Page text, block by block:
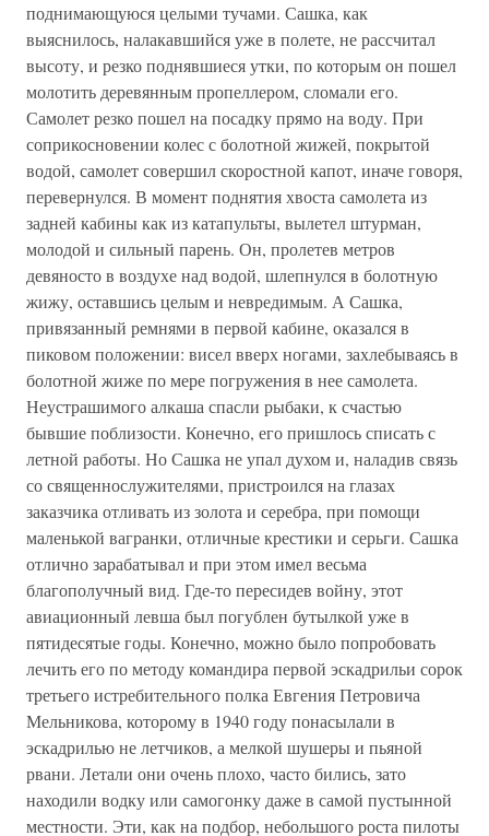
поднимающуюся целыми тучами. Сашка, как
выяснилось, налакавшийся уже в полете, не рассчитал
высоту, и резко поднявшиеся утки, по которым он пошел
молотить деревянным пропеллером, сломали его.
Самолет резко пошел на посадку прямо на воду. При
соприкосновении колес с болотной жижей, покрытой
водой, самолет совершил скоростной капот, иначе говоря,
перевернулся. В момент поднятия хвоста самолета из
задней кабины как из катапульты, вылетел штурман,
молодой и сильный парень. Он, пролетев метров
девяносто в воздухе над водой, шлепнулся в болотную
жижу, оставшись целым и невредимым. А Сашка,
привязанный ремнями в первой кабине, оказался в
пиковом положении: висел вверх ногами, захлебываясь в
болотной жиже по мере погружения в нее самолета.
Неустрашимого алкаша спасли рыбаки, к счастью
бывшие поблизости. Конечно, его пришлось списать с
летной работы. Но Сашка не упал духом и, наладив связь
со священнослужителями, пристроился на глазах
заказчика отливать из золота и серебра, при помощи
маленькой вагранки, отличные крестики и серьги. Сашка
отлично зарабатывал и при этом имел весьма
благополучный вид. Где-то пересидев войну, этот
авиационный левша был погублен бутылкой уже в
пятидесятые годы. Конечно, можно было попробовать
лечить его по методу командира первой эскадрильи сорок
третьего истребительного полка Евгения Петровича
Мельникова, которому в 1940 году понасылали в
эскадрилью не летчиков, а мелкой шушеры и пьяной
рвани. Летали они очень плохо, часто бились, зато
находили водку или самогонку даже в самой пустынной
местности. Эти, как на подбор, небольшого роста пилоты